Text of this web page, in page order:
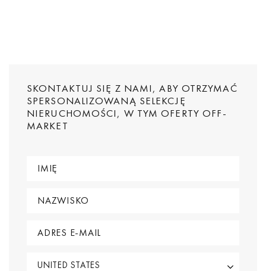
SKONTAKTUJ SIĘ Z NAMI, ABY OTRZYMAĆ
SPERSONALIZOWANĄ SELEKCJĘ
NIERUCHOMOŚCI, W TYM OFERTY OFF-
MARKET